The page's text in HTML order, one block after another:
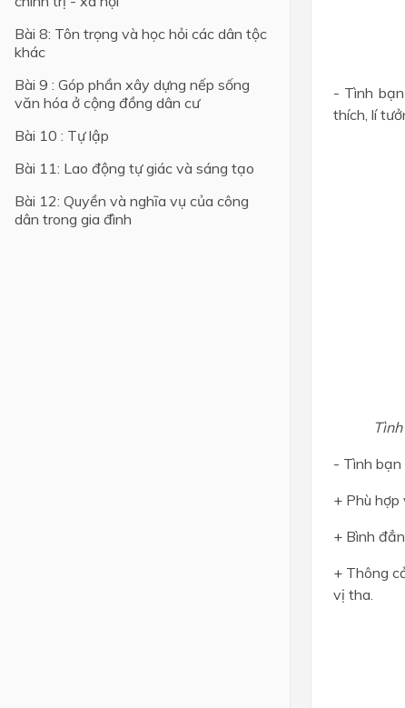
Lớp 1
Bài 8: Tôn trọng và học hỏi các dân tộc
khác
Bài 9 : Góp phần xây dựng nếp sống
văn hóa ở cộng đồng dân cư
Bài 10 : Tự lập
Bài 11: Lao động tự giác và sáng tạo
Bài 12: Quyền và nghĩa vụ của công
dân trong gia đình
- Tình
thích, lí
- Tình bạn
+ Phù hợp
+ Bình
+ Thông
vị tha.